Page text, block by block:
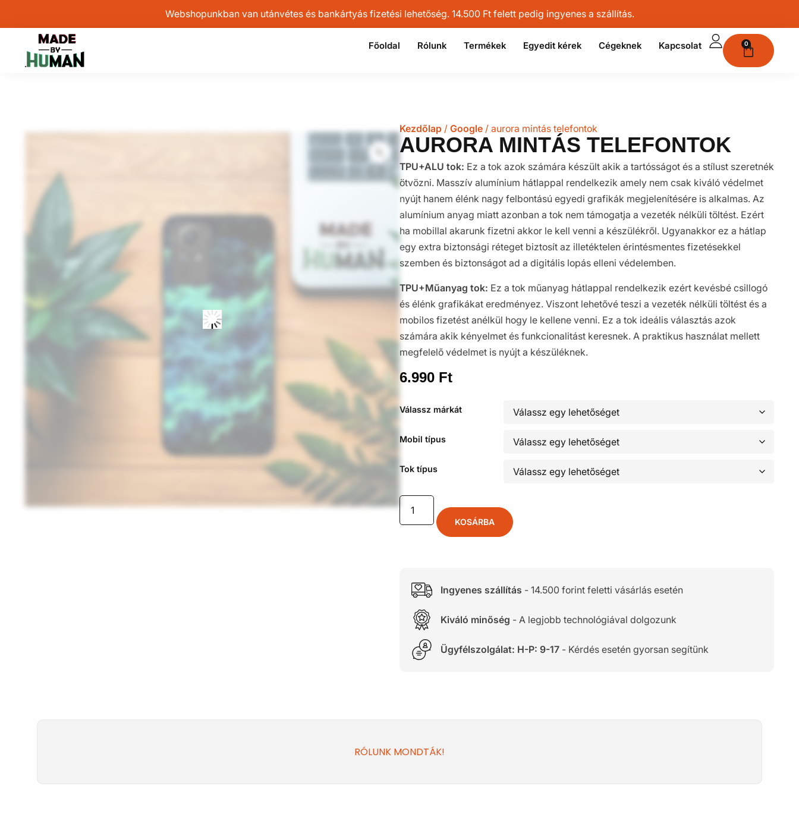
Webshopunkban van utánvétes és bankártyás fizetési lehetőség. 14.500 Ft felett pedig ingyenes a szállítás.
Főoldal Rólunk Termékek Egyedit kérek Cégeknek Kapcsolat 0
Kezdőlap / Google / aurora mintás telefontok
AURORA MINTÁS TELEFONTOK
TPU+ALU tok: Ez a tok azok számára készült akik a tartósságot és a stílust szeretnék
ötvözni. Masszív alumínium hátlappal rendelkezik amely nem csak kiváló védelmet
nyújt hanem élénk nagy felbontású egyedi grafikák megjelenítésére is alkalmas. Az
alumínium anyag miatt azonban a tok nem támogatja a vezeték nélküli töltést. Ezért
ha mobillal akarunk fizetni akkor le kell venni a készülékről. Ugyanakkor ez a hátlap
egy extra biztonsági réteget biztosít az illetéktelen érintésmentes fizetésekkel
szemben és biztonságot ad a digitális lopás elleni védelemben.
TPU+Műanyag tok: Ez a tok műanyag hátlappal rendelkezik ezért kevésbé csillogó
és élénk grafikákat eredményez. Viszont lehetővé teszi a vezeték nélküli töltést és a
mobilos fizetést anélkül hogy le kellene venni. Ez a tok ideális választás azok
számára akik kényelmet és funkcionalitást keresnek. A praktikus használat mellett
megfelelő védelmet is nyújt a készüléknek.
6.990 Ft
Válassz márkát
Mobil típus
Tok típus
KOSÁRBA
Ingyenes szállítás - 14.500 forint feletti vásárlás esetén
Kiváló minőség - A legjobb technológiával dolgozunk
Ügyfélszolgálat: H-P: 9-17- Kérdés esetén gyorsan segítünk
RÓLUNK MONDTÁK!